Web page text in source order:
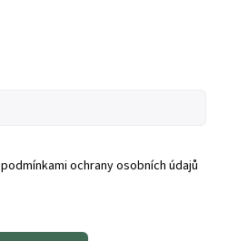
podmínkami ochrany osobních údajů